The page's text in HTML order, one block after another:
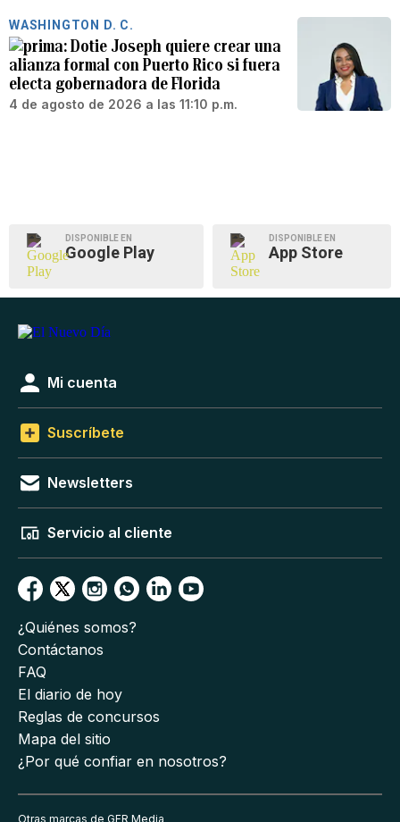
WASHINGTON D. C.
Dotie Joseph quiere crear una
alianza formal con Puerto Rico si fuera
electa gobernadora de Florida
4 de agosto de 2026 a las 11:10 p.m.
DISPONIBLE EN
Google Play
DISPONIBLE EN
App Store
Mi cuenta
Suscríbete
Newsletters
Servicio al cliente
¿Quiénes somos?
Contáctanos
FAQ
El diario de hoy
Reglas de concursos
Mapa del sitio
¿Por qué confiar en nosotros?
Otras marcas de GFR Media